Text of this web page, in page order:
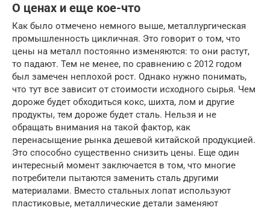
О ценах и еще кое-что
Как было отмечено немного выше, металлургическая
промышленность цикличная. Это говорит о том, что
цены на металл постоянно изменяются: то они растут,
то падают. Тем не менее, по сравнению с 2012 годом
был замечен неплохой рост. Однако нужно понимать,
что тут все зависит от стоимости исходного сырья. Чем
дороже будет обходиться кокс, шихта, лом и другие
продукты, тем дороже будет сталь. Нельзя и не
обращать внимания на такой фактор, как
перенасыщение рынка дешевой китайской продукцией.
Это способно существенно снизить цены. Еще один
интересный момент заключается в том, что многие
потребители пытаются заменить сталь другими
материалами. Вместо стальных лопат используют
пластиковые, металлические детали заменяют